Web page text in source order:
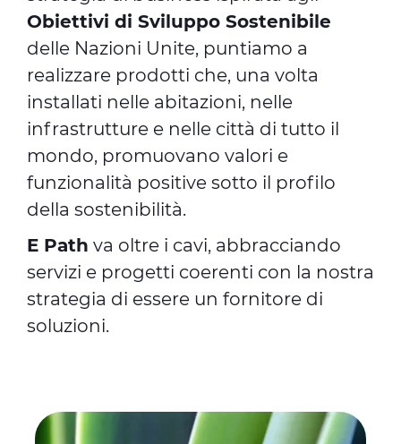
Obiettivi di Sviluppo Sostenibile
delle Nazioni Unite, puntiamo a
realizzare prodotti che, una volta
installati nelle abitazioni, nelle
infrastrutture e nelle città di tutto il
mondo, promuovano valori e
funzionalità positive sotto il profilo
della sostenibilità.
E Path va oltre i cavi, abbracciando
servizi e progetti coerenti con la nostra
strategia di essere un fornitore di
soluzioni.